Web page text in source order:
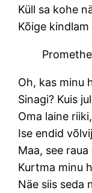
Küll sa kohe
Kõige
Oh, kas minu
Sinagi? Kuis
Oma laine
Ise endid
Maa, see
Kurtma minu
Näe siis seda